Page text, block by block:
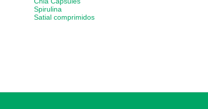
Spirulina
Satial comprimidos